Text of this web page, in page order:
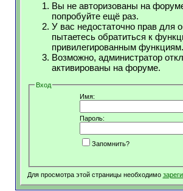
Вы не авторизованы на
попробуйте ещё раз.
У вас недостаточно прав для
пытаетесь обратиться к
привилегированным функциям.
Возможно, администратор
активированы на форуме.
Вход
Имя:
Пароль:
Запомнить?
Для просмотра этой страницы необходимо